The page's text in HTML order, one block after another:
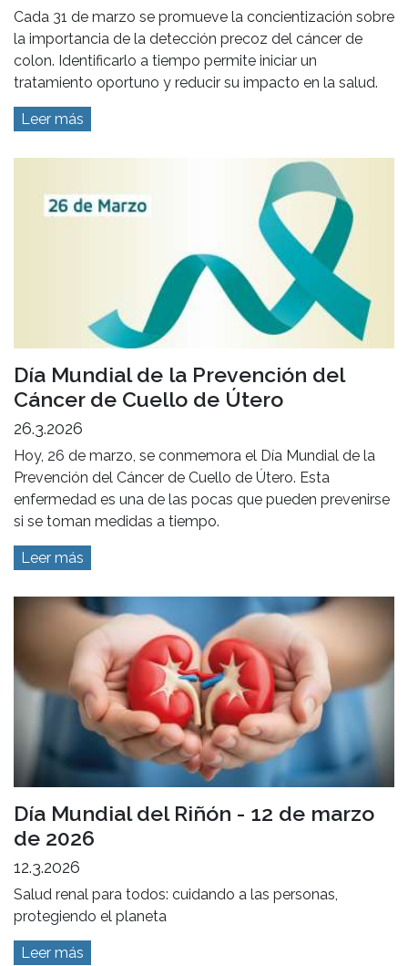
Cada 31 de marzo se promueve la concientización sobre
la importancia de la detección precoz del cáncer de
colon. Identificarlo a tiempo permite iniciar un
tratamiento oportuno y reducir su impacto en la salud.
Leer más
Día Mundial de la Prevención del
Cáncer de Cuello de Útero
26.3.2026
Hoy, 26 de marzo, se conmemora el Día Mundial de la
Prevención del Cáncer de Cuello de Útero. Esta
enfermedad es una de las pocas que pueden prevenirse
si se toman medidas a tiempo.
Leer más
Día Mundial del Riñón - 12 de marzo
de 2026
12.3.2026
Salud renal para todos: cuidando a las personas,
protegiendo el planeta
Leer más